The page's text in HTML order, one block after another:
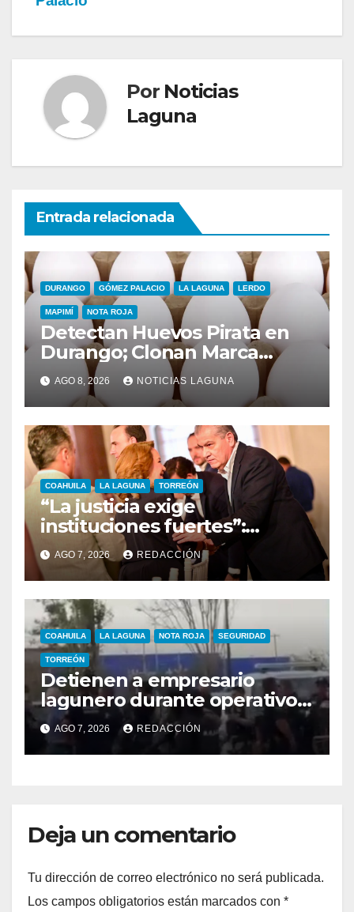
Por Noticias
Laguna
Entrada relacionada
DURANGO GÓMEZ PALACIO LA LAGUNA LERDO
MAPIMÍ NOTA ROJA
Detectan Huevos Pirata en
Durango; Clonan Marca
Famosa para Venderlos
AGO 8, 2026 NOTICIAS LAGUNA
COAHUILA LA LAGUNA TORREÓN
“La justicia exige
instituciones fuertes”:
alcalde Miguel Riquelme
AGO 7, 2026 REDACCIÓN
COAHUILA LA LAGUNA NOTA ROJA SEGURIDAD
TORREÓN
Detienen a empresario
lagunero durante operativo
de seguridad
AGO 7, 2026 REDACCIÓN
Deja un comentario
Tu dirección de correo electrónico no será publicada.
Los campos obligatorios están marcados con *